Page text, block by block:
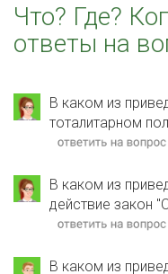
Что? Где?
ответы на
В каком из
тоталитарном
В каком из
действие закон
В каком из